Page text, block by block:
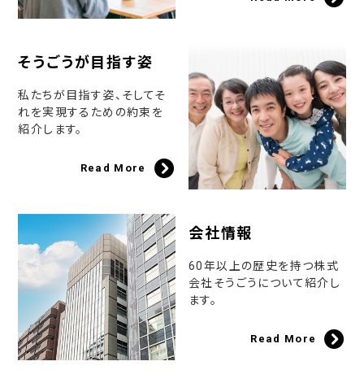
そうごうが目指す姿
私たちが目指す姿、そしてそ
れを実現するための約束を
紹介します。
Read More
会社情報
60年以上の歴史を持つ株式
会社そうごうについて紹介し
ます。
Read More